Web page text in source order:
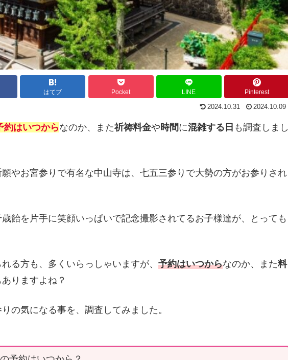
はてブ Pocket LINE Pinterest
2024.10.31 2024.10.09
約はいつからなのか、また祈祷料金や 時間に混雑する日 も調査しまし
やお宮参りで有名な中山寺は、七五三参りで大勢の方がお参りされ
飴を片手に笑顔いっぱいで記念撮影されてるお子様達が、とっても
る方も、多くいらっしゃいますが、 予約はいつからなのか、また料
りますよね？
の気になる事を、調査してみました。